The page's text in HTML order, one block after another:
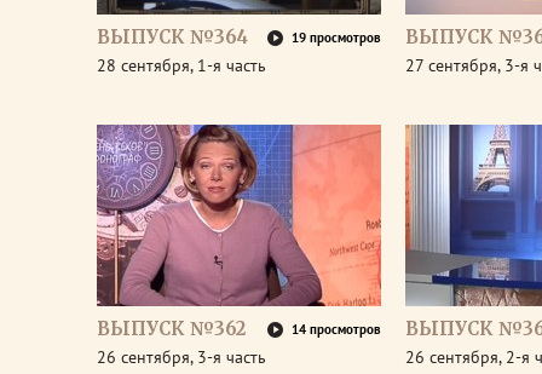
ВЫПУСК №364 19 просмотров
28 сентября, 1-я часть
ВЫПУСК
27 сентября, 3-я
ВЫПУСК №362 14 просмотров
26 сентября, 3-я часть
ВЫПУСК
26 сентября, 2-я